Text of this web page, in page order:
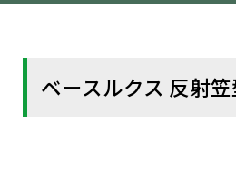
ベースルクス 反射笠